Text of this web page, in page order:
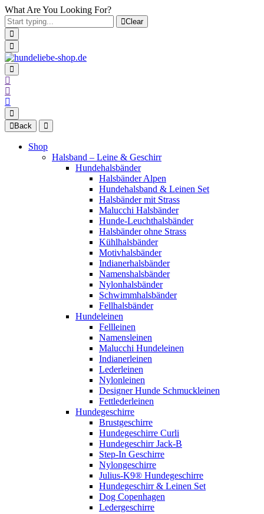
What Are You Looking For?
Clear
Back
Shop
Halsband – Leine & Geschirr
Hundehalsbänder
Halsbänder Alpen
Hundehalsband & Leinen Set
Halsbänder mit Strass
Malucchi Halsbänder
Hunde-Leuchthalsbänder
Halsbänder ohne Strass
Kühlhalsbänder
Motivhalsbänder
Indianerhalsbänder
Namenshalsbänder
Nylonhalsbänder
Schwimmhalsbänder
Fellhalsbänder
Hundeleinen
Fellleinen
Namensleinen
Malucchi Hundeleinen
Indianerleinen
Lederleinen
Nylonleinen
Designer Hunde Schmuckleinen
Fettlederleinen
Hundegeschirre
Brustgeschirre
Hundegeschirre Curli
Hundegeschirr Jack-B
Step-In Geschirre
Nylongeschirre
Julius-K9® Hundegeschirre
Hundegeschirr & Leinen Set
Dog Copenhagen
Ledergeschirre